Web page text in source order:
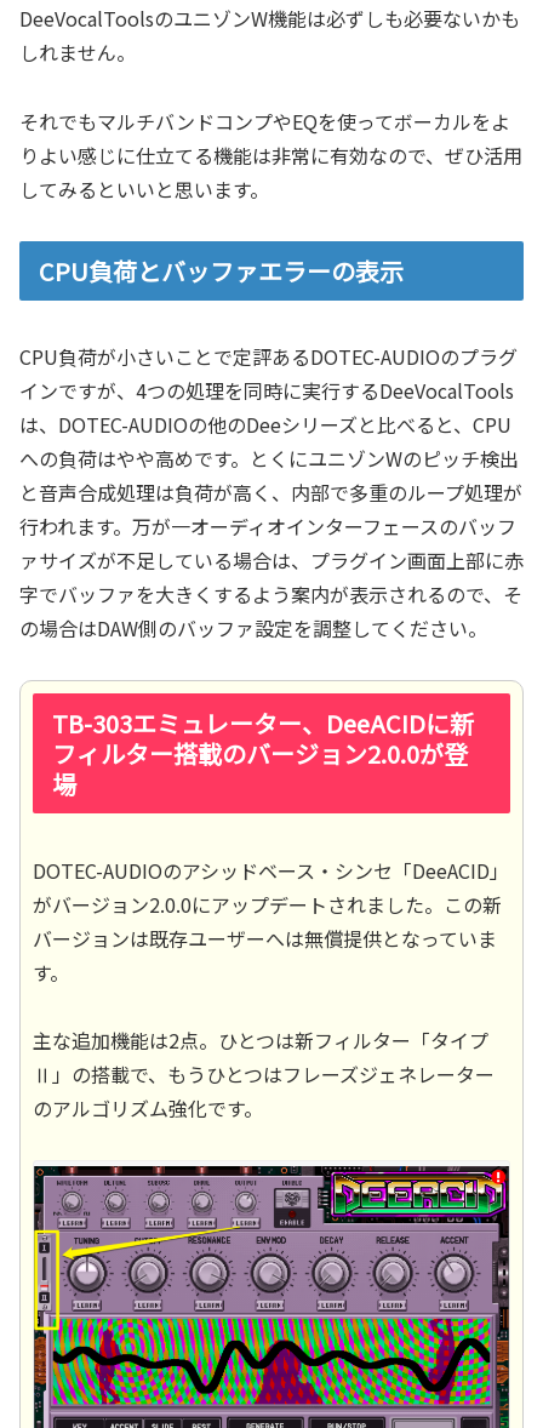
DeeVocalToolsのユニゾンW機能は必ずしも必要ないかも
しれません。
それでもマルチバンドコンプやEQを使ってボーカルをよ
りよい感じに仕立てる機能は非常に有効なので、ぜひ活用
してみるといいと思います。
CPU負荷とバッファエラーの表示
CPU負荷が小さいことで定評あるDOTEC-AUDIOのプラグ
インですが、4つの処理を同時に実行するDeeVocalTools
は、DOTEC-AUDIOの他のDeeシリーズと比べると、CPU
への負荷はやや高めです。とくにユニゾンWのピッチ検出
と音声合成処理は負荷が高く、内部で多重のループ処理が
行われます。万が一オーディオインターフェースのバッフ
ァサイズが不足している場合は、プラグイン画面上部に赤
字でバッファを大きくするよう案内が表示されるので、そ
の場合はDAW側のバッファ設定を調整してください。
TB-303エミュレーター、DeeACIDに新
フィルター搭載のバージョン2.0.0が登
場
DOTEC-AUDIOのアシッドベース・シンセ「DeeACID」
がバージョン2.0.0にアップデートされました。この新
バージョンは既存ユーザーへは無償提供となっていま
す。
主な追加機能は2点。ひとつは新フィルター「タイプ
Ⅱ」の搭載で、もうひとつはフレーズジェネレーター
のアルゴリズム強化です。